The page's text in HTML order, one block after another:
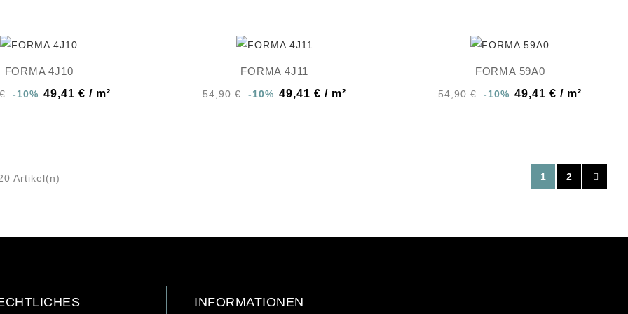
FORMA 4J10
-10% 49,41 € / m²
FORMA 4J11
54,90 € -10% 49,41 € / m²
FORMA 59A0
54,90 € -10% 49,41 € / m²
Artikel(n) 1 2
INFORMATIONEN